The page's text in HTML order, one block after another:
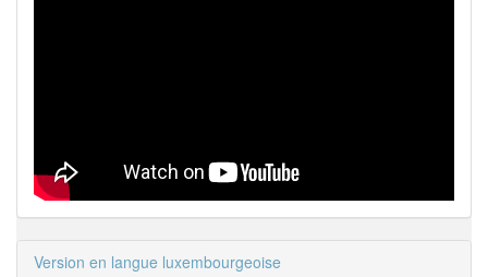
Version en langue luxembourgeoise